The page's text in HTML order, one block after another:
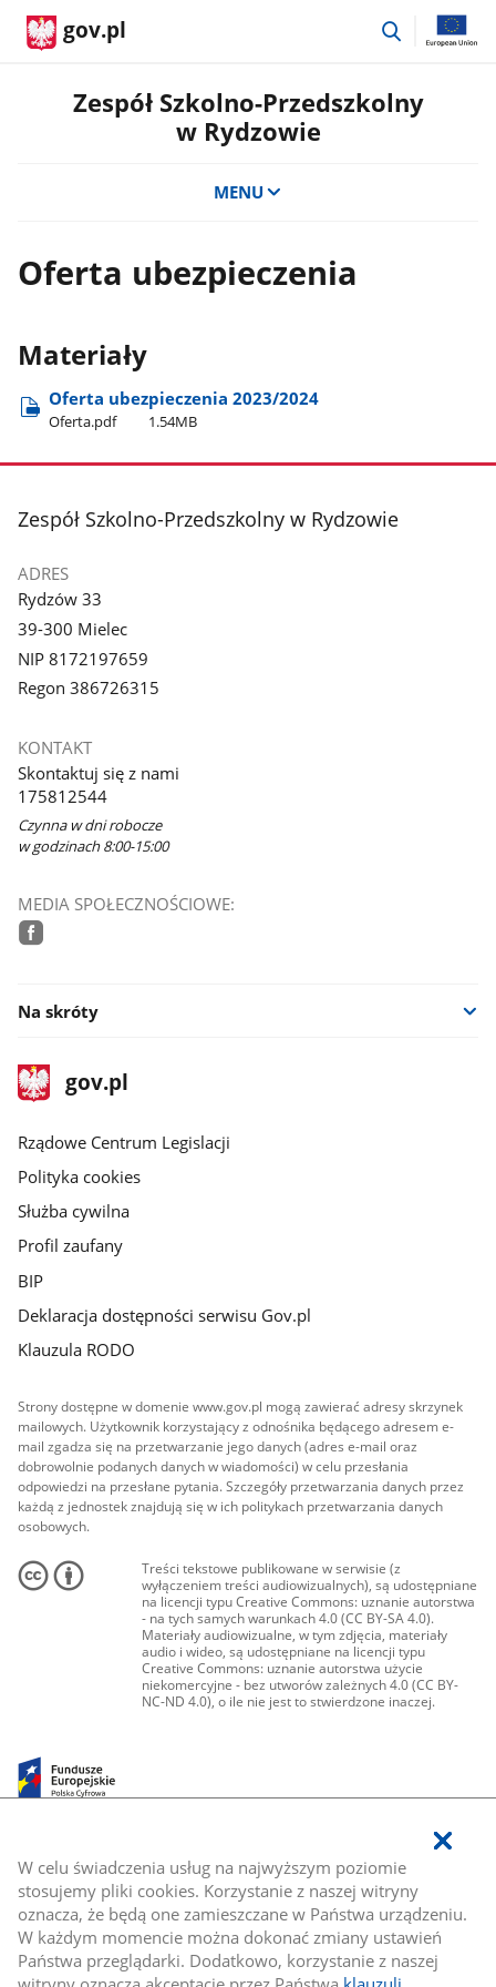
W celu świadczenia usług na najwyższym poziomie
stosujemy pliki cookies. Korzystanie z naszej witryny
oznacza, że będą one zamieszczane w Państwa urządzeniu.
W każdym momencie można dokonać zmiany ustawień
Państwa przeglądarki. Dodatkowo, korzystanie z naszej
gov.pl
przejdź
Zespół Szkolno-Przedszkolny
w Rydzowie
MENU
Oferta ubezpieczenia
Materiały
Oferta ubezpieczenia 2023/2024
Oferta.pdf 1.54MB
stopka
Zespół Szkolno-Przedszkolny w Rydzowie
ADRES
Rydzów 33
39-300 Mielec
NIP 8172197659
Regon 386726315
KONTAKT
Skontaktuj się z nami
175812544
Czynna w dni robocze
w godzinach 8:00-15:00
MEDIA SPOŁECZNOŚCIOWE:
Na skróty
stopka
gov.plStrona
gov.pl
Rządowe Centrum Legislacji
Polityka cookies
Służba cywilna
Profil zaufany
BIP
Deklaracja dostępności serwisu Gov.pl
Klauzula RODO
Strony dostępne w domenie www.gov.pl mogą zawierać adresy skrzynek
mailowych. Użytkownik korzystający z odnośnika będącego adresem e-
mail zgadza się na przetwarzanie jego danych (adres e-mail oraz
dobrowolnie podanych danych w wiadomości) w celu przesłania
odpowiedzi na przesłane pytania. Szczegóły przetwarzania danych przez
każdą z jednostek znajdują się w ich politykach przetwarzania danych
osobowych.
Treści tekstowe publikowane w serwisie (z
wyłączeniem treści audiowizualnych), są udostępniane
na licencji typu Creative Commons: uznanie autorstwa
- na tych samych warunkach 4.0 (CC BY-SA 4.0).
Materiały audiowizualne, w tym zdjęcia, materiały
audio i wideo, są udostępniane na licencji typu
Creative Commons: uznanie autorstwa użycie
niekomercyjne - bez utworów zależnych 4.0 (CC BY-
NC-ND 4.0), o ile nie jest to stwierdzone inaczej.